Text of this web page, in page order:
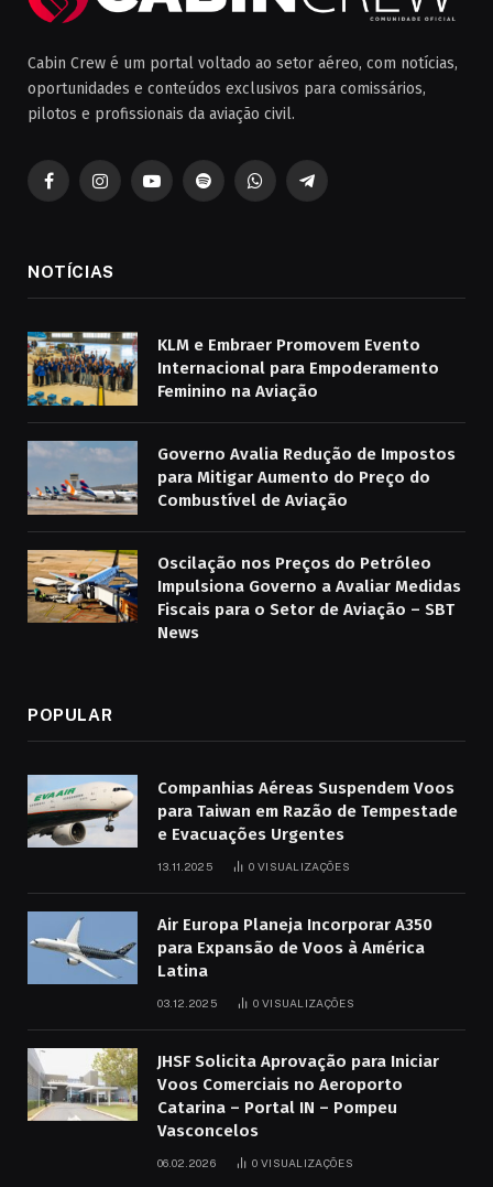
Cabin Crew é um portal voltado ao setor aéreo, com notícias,
oportunidades e conteúdos exclusivos para comissários,
pilotos e profissionais da aviação civil.
FacebookInstagramYouTubeSpotifyWhatsAppTelegrama
NOTÍCIAS
KLM e Embraer Promovem Evento
Internacional para Empoderamento
Feminino na Aviação
Governo Avalia Redução de Impostos
para Mitigar Aumento do Preço do
Combustível de Aviação
Oscilação nos Preços do Petróleo
Impulsiona Governo a Avaliar Medidas
Fiscais para o Setor de Aviação – SBT
News
POPULAR
Companhias Aéreas Suspendem Voos
para Taiwan em Razão de Tempestade
e Evacuações Urgentes
13.11.2025 0 VISUALIZAÇÕES
Air Europa Planeja Incorporar A350
para Expansão de Voos à América
Latina
03.12.2025 0 VISUALIZAÇÕES
JHSF Solicita Aprovação para Iniciar
Voos Comerciais no Aeroporto
Catarina – Portal IN – Pompeu
Vasconcelos
06.02.2026 0 VISUALIZAÇÕES